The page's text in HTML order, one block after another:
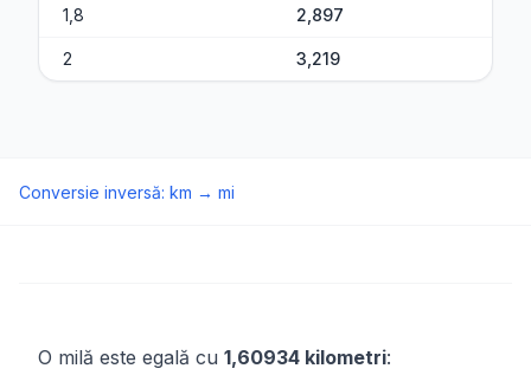
1,8 2,897
2 3,219
Conversie inversă: km → mi
O milă este egală cu 1,60934 kilometri: